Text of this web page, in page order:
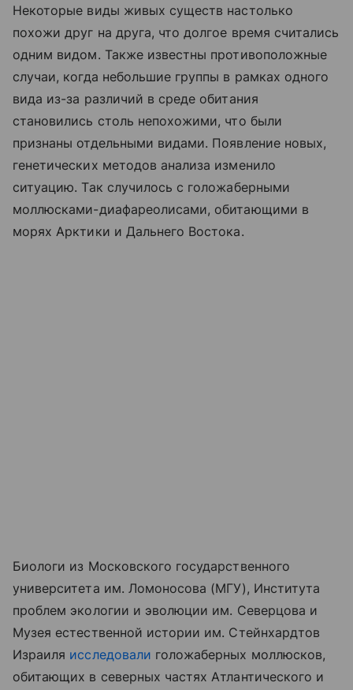
Некоторые виды живых существ настолько
похожи друг на друга, что долгое время считались
одним видом. Также известны противоположные
случаи, когда небольшие группы в рамках одного
вида из-за различий в среде обитания
становились столь непохожими, что были
признаны отдельными видами. Появление новых,
генетических методов анализа изменило
ситуацию. Так случилось с голожаберными
моллюсками-диафареолисами, обитающими в
морях Арктики и Дальнего Востока.
Биологи из Московского государственного
университета им. Ломоносова (МГУ), Института
проблем экологии и эволюции им. Северцова и
Музея естественной истории им. Стейнхардтов
Израиля исследовали голожаберных моллюсков,
обитающих в северных частях Атлантического и